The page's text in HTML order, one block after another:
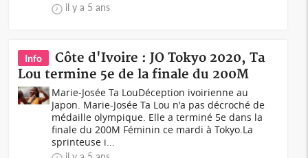
il y a 5 ans
Info
Côte d'Ivoire : JO Tokyo 2020, Ta
Lou termine 5e de la finale du 200M
Marie-Josée Ta Lou Déception ivoirienne au
Japon. Marie-Josée Ta Lou n'a pas décroché de
médaille olympique. Elle a terminé 5e dans la
finale du 200M Féminin ce mardi à Tokyo.La
sprinteuse i...